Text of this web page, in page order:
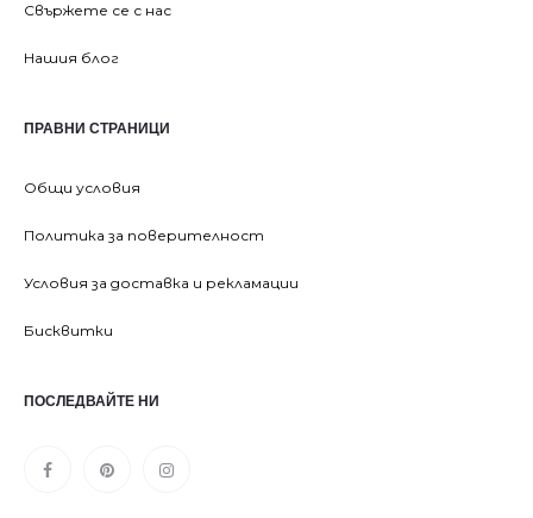
Свържете се с нас
Нашия блог
ПРАВНИ СТРАНИЦИ
Общи условия
Политика за поверителност
Условия за доставка и рекламации
Бисквитки
ПОСЛЕДВАЙТЕ НИ